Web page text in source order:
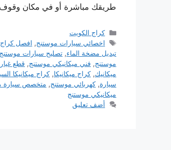
طريقك مباشرة أو في مكان
التصنيفات
كراج الكويت
الوسوم
اخصائي سيارات موستنج, افصل كراج
تبديل مضخة الماء, تصليح سيارات موستنج
موستنج, فني ميكانيكي موستنج, قطع
ميكانيك, كراج ميكانيكا, كراج ميكانيكا
سيارة, كهربائي موستنج, متخصص سيارة
ميكانيكي موستنج
أضف تعليق